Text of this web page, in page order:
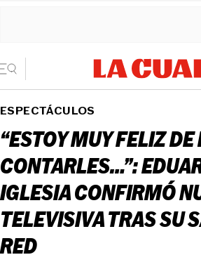
ESPECTÁCULOS
“ESTOY MUY FELIZ
CONTARLES…”:
IGLESIA CONFIRMÓ
TELEVISIVA TRAS SU
RED